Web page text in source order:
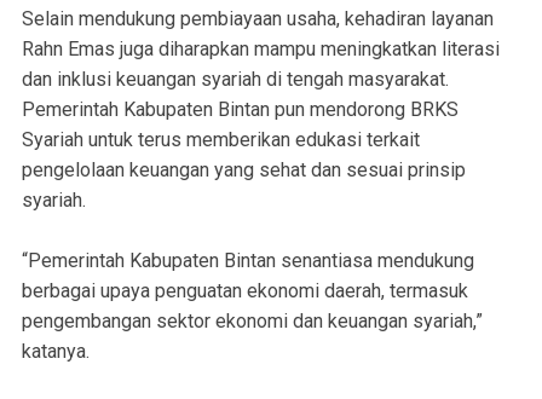
Selain mendukung pembiayaan usaha, kehadiran layanan
Rahn Emas juga diharapkan mampu meningkatkan literasi
dan inklusi keuangan syariah di tengah masyarakat.
Pemerintah Kabupaten Bintan pun mendorong BRKS
Syariah untuk terus memberikan edukasi terkait
pengelolaan keuangan yang sehat dan sesuai prinsip
syariah.
“Pemerintah Kabupaten Bintan senantiasa mendukung
berbagai upaya penguatan ekonomi daerah, termasuk
pengembangan sektor ekonomi dan keuangan syariah,”
katanya.